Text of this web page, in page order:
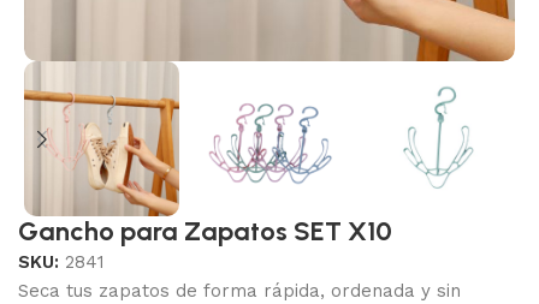
Gancho para Zapatos SET X10
SKU:2841
Seca tus zapatos de forma rápida, ordenada y sin